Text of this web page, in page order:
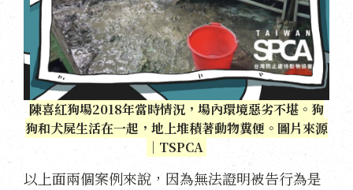
陳喜紅狗場2018年當時情況，場內環境惡劣不堪。狗
狗和犬屍生活在一起，地上堆積著動物糞便。圖片來源
｜TSPCA
以上面兩個案例來說，因為無法證明被告行為是